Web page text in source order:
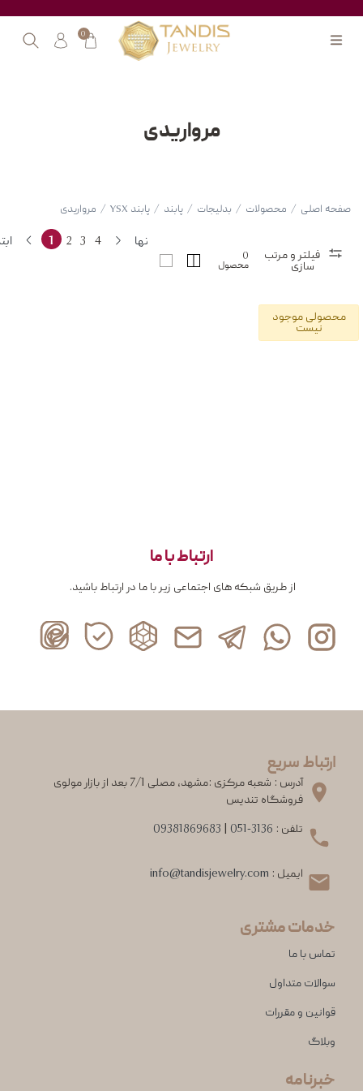
0
مرواریدی
صفحه اصلی / محصولات / بدلیجات / پابند / پابند YSX / مرواریدی
فیلتر و مرتب
سازی
0
محصول
محصولی موجود
نیست
1 2 3 4 انتها
ارتباط با ما
از طریق شبکه های اجتماعی زیر با ما در ارتباط باشید.
ارتباط سریع
آدرس : شعبه مرکزی :مشهد، مصلی 7/1 بعد از بازار مولوی
فروشگاه تندیس
تلفن : 051-3136
09381869683
ایمیل : info@tandisjewelry.com
خدمات مشتری
تماس با ما
سوالات متداول
قوانین و مقررات
وبلاگ
خبرنامه